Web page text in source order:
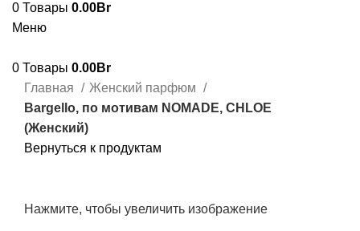
0 Товары 0.00Br
Меню
0 Товары 0.00Br
Главная
Женский парфюм
Bargello, по мотивам NOMADE, CHLOE
(Женский)
Вернуться к продуктам
Нажмите, чтобы увеличить изображение